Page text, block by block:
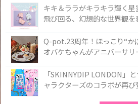
キキ＆ララがキラキラ輝く星
飛び回る、幻想的な世界観
50周年アニバーサリーイヤ
たコレクションが登場
Q-pot.23周年！ほっこり“か
オバケちゃんがアニバーサリ
ー」が新発売！Q-pot CAFE.
ゃのオバケーキプレート」も
「SKINNYDIP LONDON」
ャラクターズのコラボが再び